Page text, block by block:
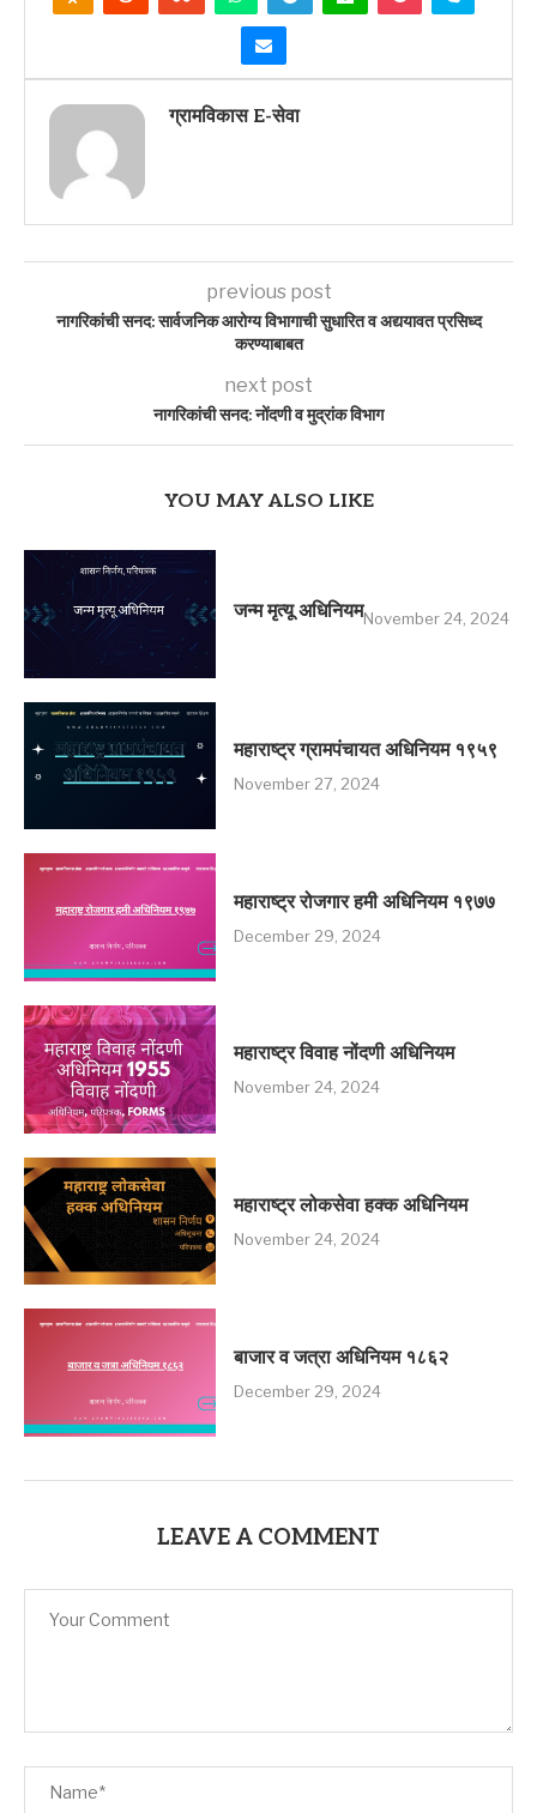
ग्रामविकास E-सेवा
previous post
नागरिकांची सनद: सार्वजनिक आरोग्य विभागाची सुधारित व अद्ययावत प्रसिध्द
करण्याबाबत
next post
नागरिकांची सनद: नोंदणी व मुद्रांक विभाग
YOU MAY ALSO LIKE
जन्म मृत्यू अधिनियमNovember 24, 2024
महाराष्ट्र ग्रामपंचायत अधिनियम १९५९
November 27, 2024
महाराष्ट्र रोजगार हमी अधिनियम १९७७
December 29, 2024
महाराष्ट्र विवाह नोंदणी अधिनियम
November 24, 2024
महाराष्ट्र लोकसेवा हक्क अधिनियम
November 24, 2024
बाजार व जत्रा अधिनियम १८६२
December 29, 2024
LEAVE A COMMENT